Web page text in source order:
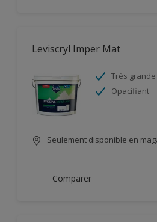
Leviscryl Imper Mat
Très
Opacifiant
Seulement disponible en
Comparer